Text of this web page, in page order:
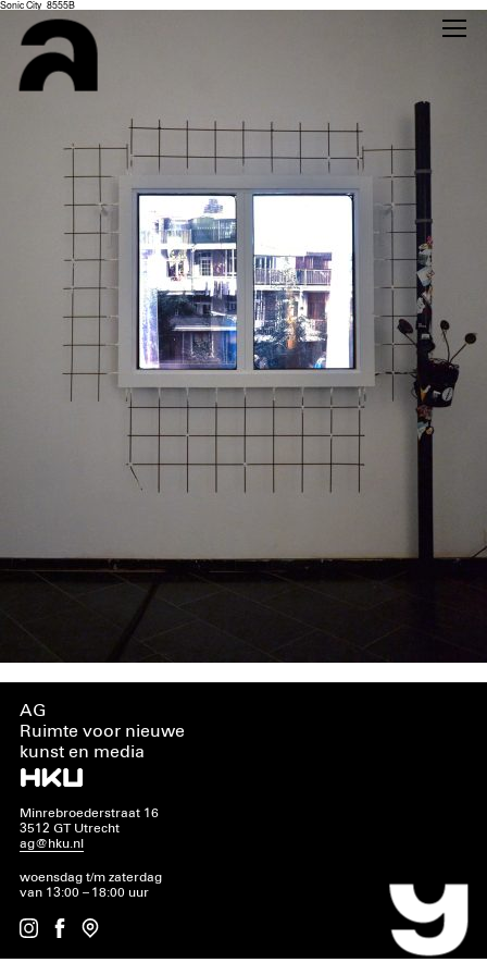
Sonic City_8555B
AG
Ruimte voor nieuwe
kunst en media
Minrebroederstraat 16
3512 GT Utrecht
ag@hku.nl
woensdag t/m zaterdag
van 13:00 – 18:00 uur